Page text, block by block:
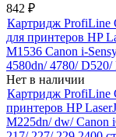
842 ₽
Картридж ProfiLine
для принтеров HP
M1536 Canon i-
4580dn/ 4780/
Нет в наличии
Картридж ProfiLine
принтеров HP
M225dn/ dw/ Canon